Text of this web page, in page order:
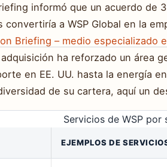
informó que un acuerdo de
convertiría a WSP Global en la
Briefing – medio especializado
ha reforzado un área
en EE. UU. hasta la energía
de su cartera, aquí un
Servicios de WSP
EJEMPLOS DE